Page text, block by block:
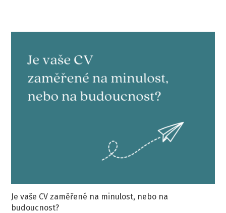
Je vaše CV zaměřené na minulost, nebo na
budoucnost?